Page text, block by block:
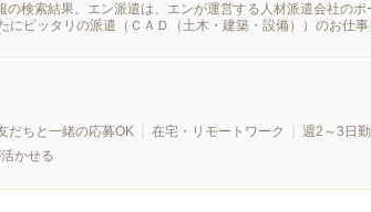
検索結果。エン派遣は、エンが運営する人材派遣会社の
ピッタリの派遣（ＣＡＤ（土木・建築・設備））のお仕事
だちと一緒の応募OK 在宅・リモートワーク 週2～3日
かせる